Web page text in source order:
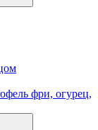
фри, огурец,